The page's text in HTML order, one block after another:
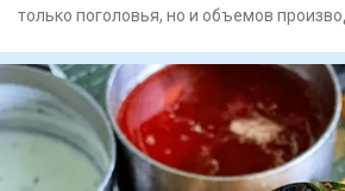
только поголовья, но и объемов